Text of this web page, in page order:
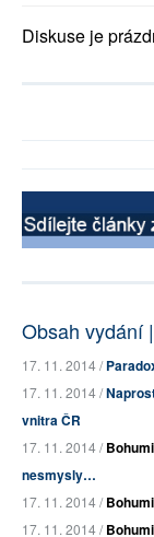
Diskuse je
Obsah vydání
17. 11. 2014 /
17. 11. 2014 /
vnitra ČR
17. 11. 2014 /
nesmysly…
17. 11. 2014 /
17. 11. 2014 /